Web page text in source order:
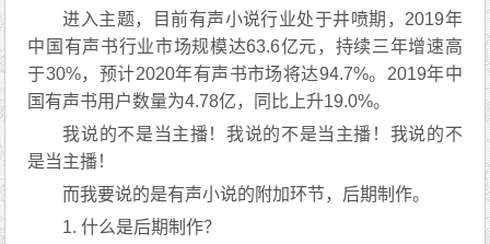
进入主题，目前有声小说行业处于井喷期，2019年
中国有声书行业市场规模达63.6亿元，持续三年增速高
于30%，预计2020年有声书市场将达94.7%。2019年中
国有声书用户数量为4.78亿，同比上升19.0%。
我说的不是当主播！我说的不是当主播！我说的不
是当主播！
而我要说的是有声小说的附加环节，后期制作。
1. 什么是后期制作？